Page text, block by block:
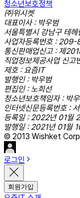
청소년보호정책
㈜위시켓
대표이사 : 박우범
서울특별시 강남구 테
사업자등록번호 :
통신판매업신고 : 제
직업정보제공사업 신
제호 : 요즘IT
발행인 : 박우범
편집인 : 노희선
청소년보호책임자 : 박
인터넷신문등록번호 :
등록일 : 2022년 01월
발행일 : 2021년 01월
© 2013 Wishket
로그인
회원가입